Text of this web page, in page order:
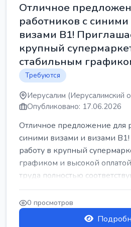
Отличное
работников с
визами B1!
крупный
стабильным
Требуются
Иерусалим (Иерусалимский
Опубликовано: 17.06.2026
Отличное предложение для
синими визами и визами
работу в крупный
графиком и высокой
труда полностью
0 просмотров